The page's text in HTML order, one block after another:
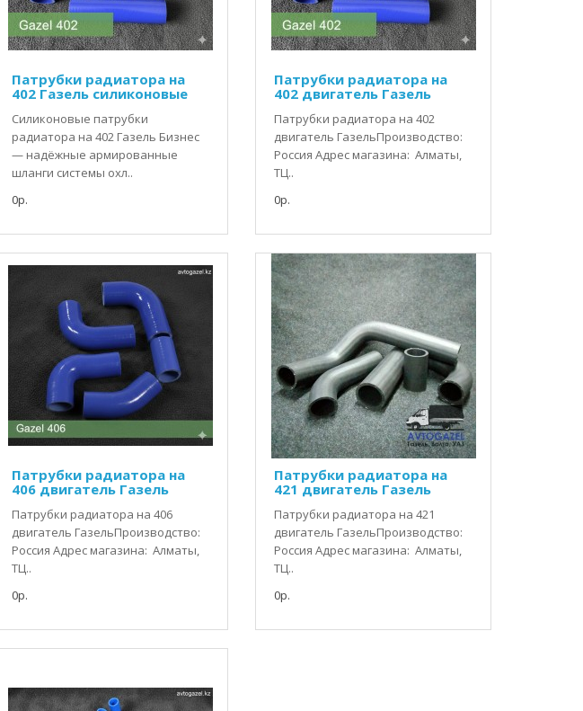
Патрубки радиатора на
402 Газель силиконовые
Силиконовые патрубки
радиатора на 402 Газель Бизнес
— надёжные армированные
шланги системы охл..
0р.
Патрубки радиатора на
402 двигатель Газель
Патрубки радиатора на 402
двигатель ГазельПроизводство:
Россия Адрес магазина: Алматы,
ТЦ..
0р.
Патрубки радиатора на
406 двигатель Газель
Патрубки радиатора на 406
двигатель ГазельПроизводство:
Россия Адрес магазина: Алматы,
ТЦ..
0р.
Патрубки радиатора на
421 двигатель Газель
Патрубки радиатора на 421
двигатель ГазельПроизводство:
Россия Адрес магазина: Алматы,
ТЦ..
0р.